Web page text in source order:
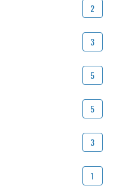
2
3
5
5
3
1